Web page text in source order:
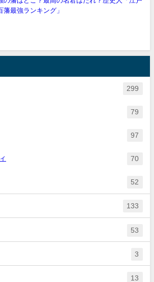
藩最強ランキング」
299
79
97
70
52
133
53
3
13